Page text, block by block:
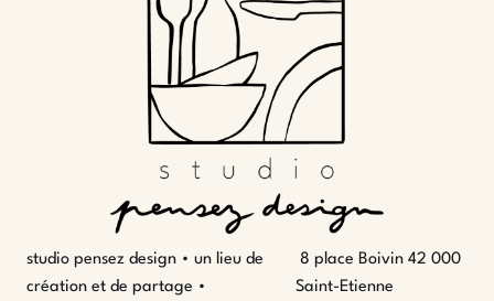
studio pensez design • un lieu de
création et de partage •
8 place Boivin 42 000
Saint-Etienne